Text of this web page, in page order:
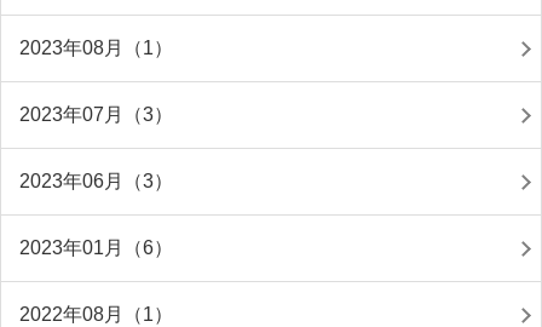
2023年08月（1）
2023年07月（3）
2023年06月（3）
2023年01月（6）
2022年08月（1）